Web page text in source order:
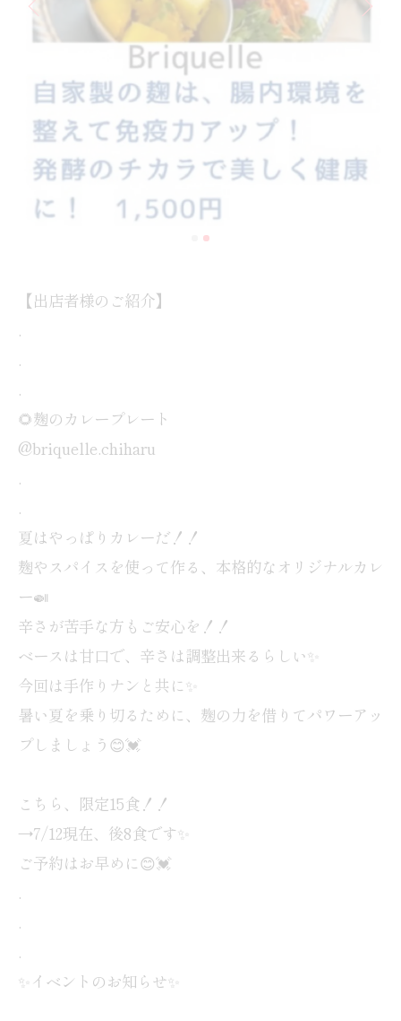
【出店者様のご紹介】
.
.
.
🌻麹のカレープレート
@briquelle.chiharu
.
.
夏はやっぱりカレーだ！！
麹やスパイスを使って作る、本格的なオリジナルカレ
ー🍛
辛さが苦手な方もご安心を！！
ベースは甘口で、辛さは調整出来るらしい✨
今回は手作りナンと共に✨
暑い夏を乗り切るために、麹の力を借りてパワーアッ
プしましょう😊💓
こちら、限定15食！！
→7/12現在、後8食です✨
ご予約はお早めに😊💓
.
.
.
✨イベントのお知らせ✨